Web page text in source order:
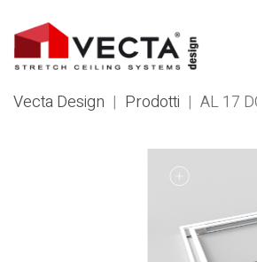
Vecta Design | Prodotti | AL 17